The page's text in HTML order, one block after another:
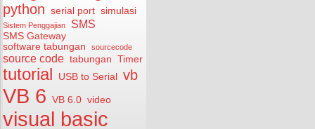
python serial port simulasi
Sistem Penggajian SMS
SMS Gateway
software tabungan
sourcecode
source code tabungan Timer
tutorial USB to Serial vb
VB 6 VB 6.0 video
visual basic